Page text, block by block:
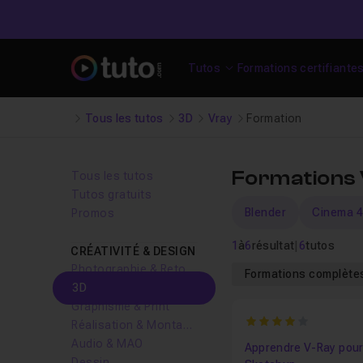
Tutos Formations certifiantes
Tous les tutos 3D Vray Formation
Tous les tutos
Tutos gratuits
Promos
CRÉATIVITÉ & DESIGN
Photographie & Retouche
3D
Graphisme & Print
Audio & MAO
Formations
Blender Cinema
1 à6résultat 6tutos
Formations
4
Apprendre V-Ray pour